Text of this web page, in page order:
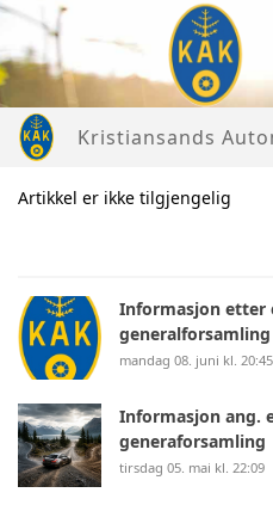
Kristiansands
Artikkel er ikke tilgjengelig
Informasjon
generalforsamling
mandag 08. juni kl. 20:45
Informasjon ang.
generaforsamling
tirsdag 05. mai kl. 22:09